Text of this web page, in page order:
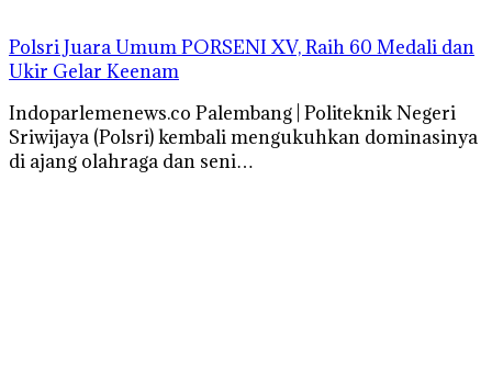
Polsri Juara Umum PORSENI XV, Raih 60 Medali dan
Ukir Gelar Keenam
Indoparlemenews.co Palembang | Politeknik Negeri
Sriwijaya (Polsri) kembali mengukuhkan dominasinya
di ajang olahraga dan seni…